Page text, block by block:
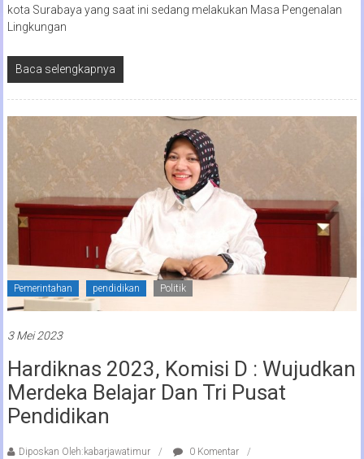
kota Surabaya yang saat ini sedang melakukan Masa Pengenalan
Lingkungan
Baca selengkapnya
Pemerintahan pendidikan Politik
3 Mei 2023
Hardiknas 2023, Komisi D : Wujudkan
Merdeka Belajar Dan Tri Pusat
Pendidikan
Diposkan Oleh:kabarjawatimur
0 Komentar